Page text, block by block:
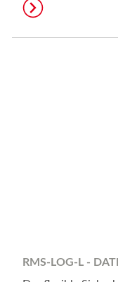
RMS-LOG-L -